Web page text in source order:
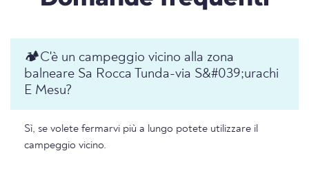
🏕️️C'è un campeggio vicino alla zona
balneare Sa Rocca Tunda-via S&#039;urachi
E Mesu?
Sì, se volete fermarvi più a lungo potete utilizzare il
campeggio vicino.